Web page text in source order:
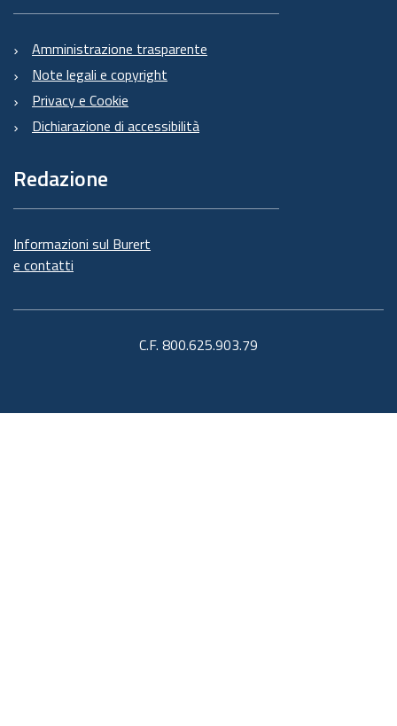
Amministrazione trasparente
Note legali e copyright
Privacy e Cookie
Dichiarazione di accessibilità
Redazione
Informazioni sul Burert
e contatti
C.F. 800.625.903.79